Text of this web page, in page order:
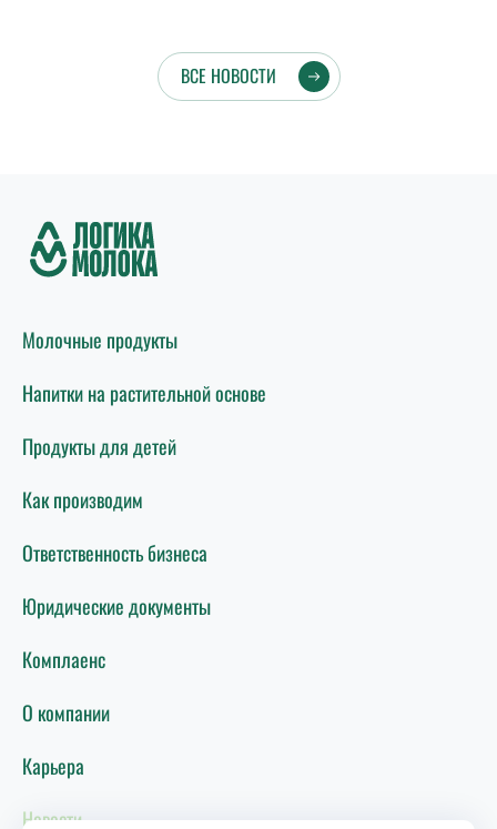
ВСЕ НОВОСТИ
Молочные продукты
Напитки на растительной основе
Продукты для детей
Как производим
Ответственность бизнеса
Юридические документы
Комплаенс
О компании
Карьера
Новости